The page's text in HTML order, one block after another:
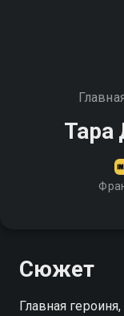
Тара
Сюжет
Главная